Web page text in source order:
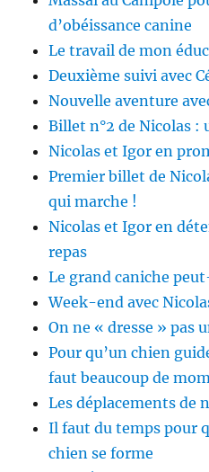
d’obéissance canine
Le travail de mon
Deuxième suivi avec
Nouvelle aventure
Billet n°2 de Nicolas
Nicolas et Igor en
Premier billet de
qui marche !
Nicolas et Igor en
repas
Le grand caniche
Week-end avec
On ne « dresse » pas
Pour qu’un chien
faut beaucoup de
Les déplacements de
Il faut du temps pour
chien se forme